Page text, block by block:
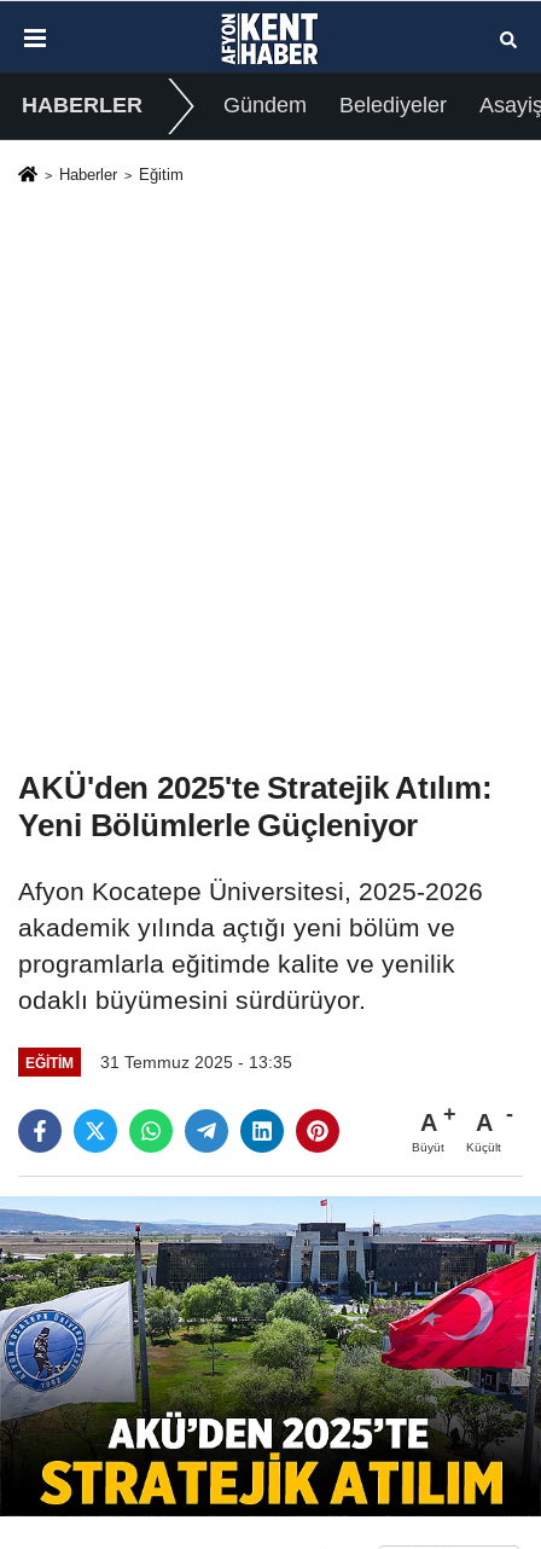
HABERLER Gündem Belediyeler
Haberler Eğitim
AKÜ'den 2025'te Stratejik Atılım:
Yeni Bölümlerle Güçleniyor
Afyon Kocatepe Üniversitesi, 2025-2026
akademik yılında açtığı yeni bölüm ve
programlarla eğitimde kalite ve yenilik
odaklı büyümesini sürdürüyor.
EĞITIM 31 Temmuz 2025 - 13:35
A
Büyüt
A
Küçült